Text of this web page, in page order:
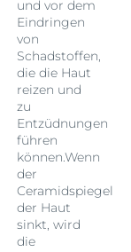
und vor dem
Eindringen
von
Schadstoffen,
die die Haut
reizen und
zu
Entzüdnungen
führen
können.Wenn
der
Ceramidspiegel
der Haut
sinkt, wird
die